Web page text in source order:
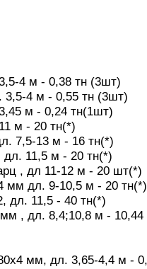
4 м - 0,38 тн (3шт)
3,5-4 м - 0,55 тн (3шт)
м - 0,24 тн(1шт)
м - 20 тн(*)
7,5-13 м - 16 тн(*)
11,5 м - 20 тн(*)
, дл 11-12 м - 20 шт(*)
мм дл. 9-10,5 м - 20 тн(*)
дл. 11,5 - 40 тн(*)
мм , дл. 8,4;10,8 м -
мм, дл. 3,65-4,4 м -